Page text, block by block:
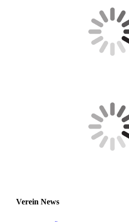
Verein News